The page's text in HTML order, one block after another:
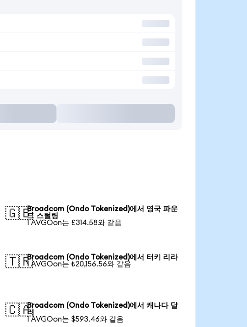
🇬🇧Broadcom (Ondo Tokenized)에서 영국 파운
드 스털링
1 AVGOon는 £314.58와 같음
🇹🇷Broadcom (Ondo Tokenized)에서 터키 리라
1 AVGOon는 ₺20,156.56와 같음
🇨🇦Broadcom (Ondo Tokenized)에서 캐나다 달
러
1 AVGOon는 $593.46와 같음